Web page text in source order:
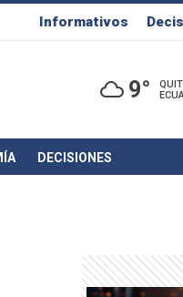
Informativos
9°
DECISIONES